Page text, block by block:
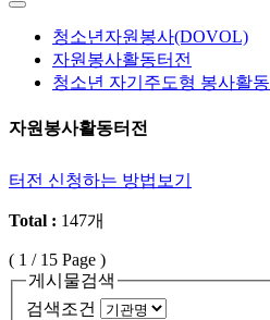
청소년자원봉사(DOVOL)
자원봉사활동터전
청소년 자기주도형 봉사활동
자원봉사활동터전
터전 신청하는 방법보기
Total : 147개
( 1 / 15 Page )
게시물검색
검색조건